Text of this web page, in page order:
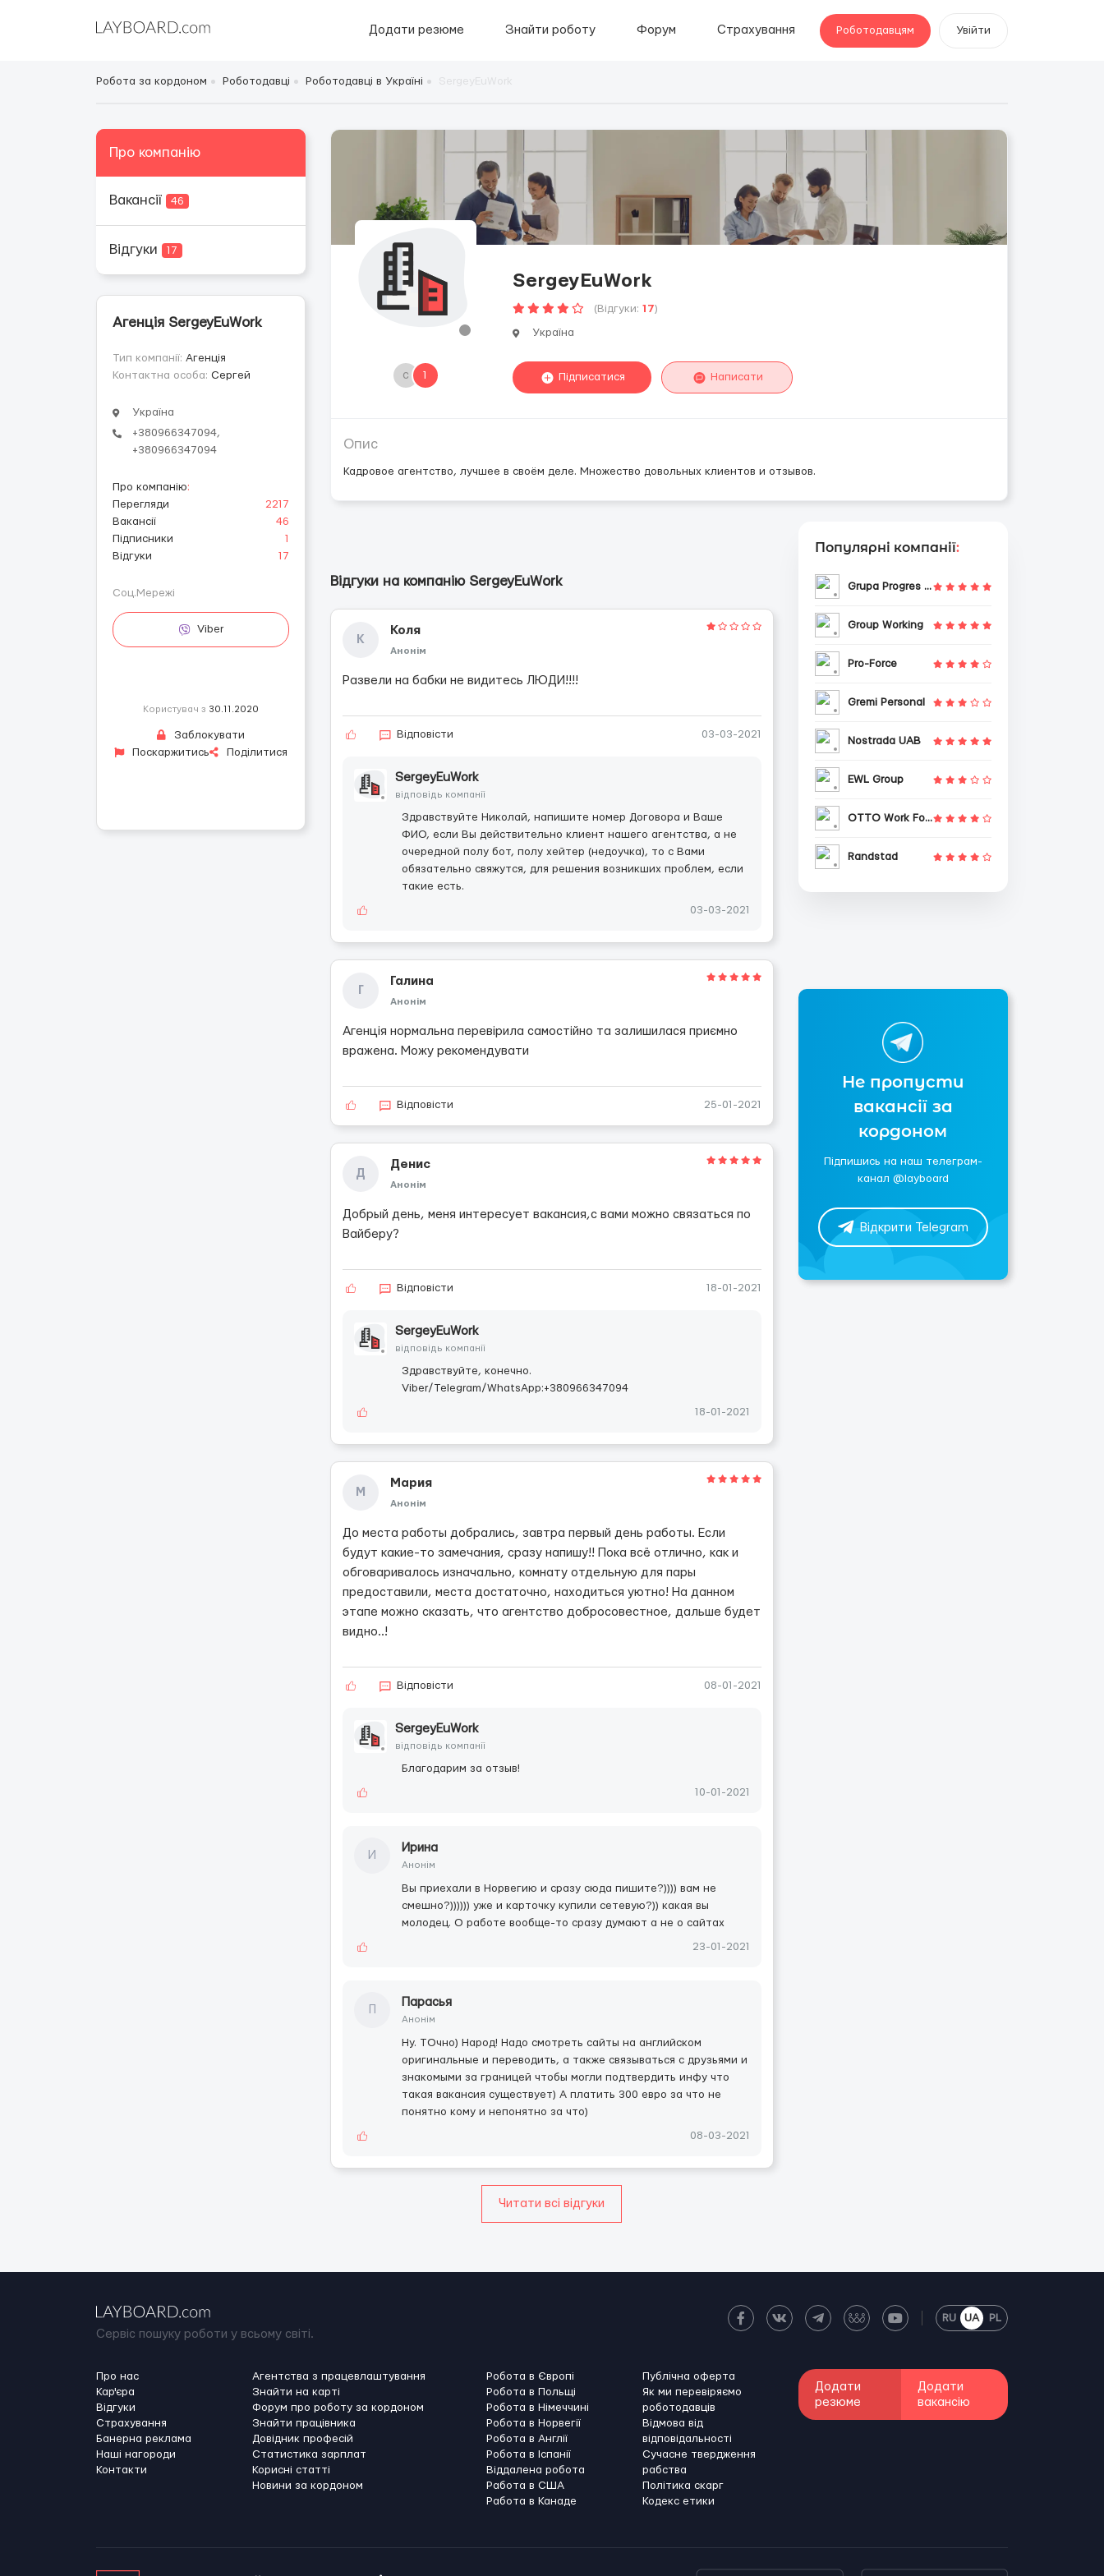
Додати резюме Знайти роботу Форум Страхування Роботодавцям Увійти
Робота за кордоном Роботодавці Роботодавці в Україні
Про компанію
Вакансії 46
Відгуки 17
Агенція SergeyEuWork
Тип компанії: Агенція
Контактна особа: Сергей
Україна
+380966347094,
+380966347094
Про компанію:
Перегляди
2217
Вакансії
46
Підписники
1
Відгуки
17
Соц.Мережі
Viber
Користувач з 30.11.2020
Заблокувати
Поскаржитись
Поділитися
с 1
SergeyEuWork
(Відгуки: 17)
Україна
Підписатися Написати
Опис
Кадровое агентство, лучшее в своём деле. Множество довольных клиентов и отзывов.
Відгуки на компанію SergeyEuWork
К
Коля
Анонім
Развели на бабки не видитесь ЛЮДИ!!!!
Відповісти 03-03-2021
SergeyEuWork
відповідь компанії
Здравствуйте Николай, напишите номер Договора и Ваше
ФИО, если Вы действительно клиент нашего агентства, а не
очередной полу бот, полу хейтер (недоучка), то с Вами
обязательно свяжутся, для решения возникших проблем, если
такие есть.
03-03-2021
Г
Галина
Анонім
Агенція нормальна перевірила самостійно та залишилася приємно
вражена. Можу рекомендувати
Відповісти 25-01-2021
Д
Денис
Анонім
Добрый день, меня интересует вакансия,с вами можно связаться по
Вайберу?
Відповісти 18-01-2021
SergeyEuWork
відповідь компанії
Здравствуйте, конечно.
Viber/Telegram/WhatsApp:+380966347094
18-01-2021
М
Мария
Анонім
До места работы добрались, завтра первый день работы. Если
будут какие-то замечания, сразу напишу!! Пока всё отлично, как и
обговаривалось изначально, комнату отдельную для пары
предоставили, места достаточно, находиться уютно! На данном
этапе можно сказать, что агентство добросовестное, дальше будет
видно..!
Відповісти 08-01-2021
SergeyEuWork
відповідь компанії
Благодарим за отзыв!
10-01-2021
И
Ирина
Анонім
Вы приехали в Норвегию и сразу сюда пишите?)))) вам не
смешно?)))))) уже и карточку купили сетевую?)) какая вы
молодец. О работе вообще-то сразу думают а не о сайтах
23-01-2021
Парасья
Анонім
Ну. ТОчно) Народ! Надо смотреть сайты на английском
оригинальные и переводить, а также связываться с друзьями и
знакомыми за границей чтобы могли подтвердить инфу что
такая вакансия существует) А платить 300 евро за что не
понятно кому и непонятно за что)
08-03-2021
Читати всі відгуки
Популярні компанії:
Grupa Progres Sp. z o.o.
Group Working
Pro-Force
Gremi Personal
Nostrada UAB
EWL Group
OTTO Work Force
Randstad
Не пропусти
вакансії за
кордоном
Підпишись на наш телеграм-
канал @layboard
Відкрити Telegram
Сервіс пошуку роботи у всьому світі.
RU UA PL
Про нас
Кар'єра
Відгуки
Страхування
Банерна реклама
Наші нагороди
Контакти
Агентства з працевлаштування
Знайти на карті
Форум про роботу за кордоном
Знайти працівника
Довідник професій
Статистика зарплат
Корисні статті
Новини за кордоном
Робота в Європі
Робота в Польщі
Робота в Німеччині
Робота в Норвегії
Робота в Англії
Робота в Іспанії
Віддалена робота
Работа в США
Работа в Канадe
Публічна оферта
Як ми перевіряємо
роботодавців
Відмова від
відповідальності
Сучасне твердження
рабства
Політика скарг
Кодекс етики
Додати
резюме
Додати
вакансію